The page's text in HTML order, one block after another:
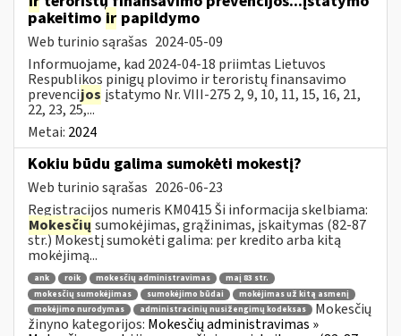
pakeitimo ir papildymo
Web turinio sąrašas 2024-05-09
Informuojame, kad 2024-04-18 priimtas Lietuvos
Respublikos pinigų plovimo ir teroristų finansavimo
prevencijos įstatymo Nr. VIII-275 2, 9, 10, 11, 15, 16, 21,
22, 23, 25,...
Metai: 2024
Kokiu būdu galima sumokėti mokestį?
Web turinio sąrašas 2026-06-23
Registracijos numeris KM0415 Ši informacija skelbiama:
Mokesčių sumokėjimas, grąžinimas, įskaitymas (82-87
str.) Mokestį sumokėti galima: per kredito arba kitą
mokėjimą...
ank roik mokesčių administravimas
maį 83 str.
mokesčių sumokėjimas
sumokėjimo būdai
mokėjimas už kitą asmenį
mokėjimo nurodymas
administracinių nusižengimų kodeksas
Mokesčių
žinyno kategorijos: Mokesčių administravimas »